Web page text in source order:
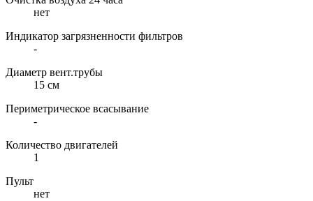
нет
Индикатор загрязненности фильтров
-
Диаметр вент.трубы
15 см
Периметрическое всасывание
-
Количество двигателей
1
Пульт
нет